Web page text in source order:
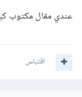
عندي مقال مكتوب
اقتباس